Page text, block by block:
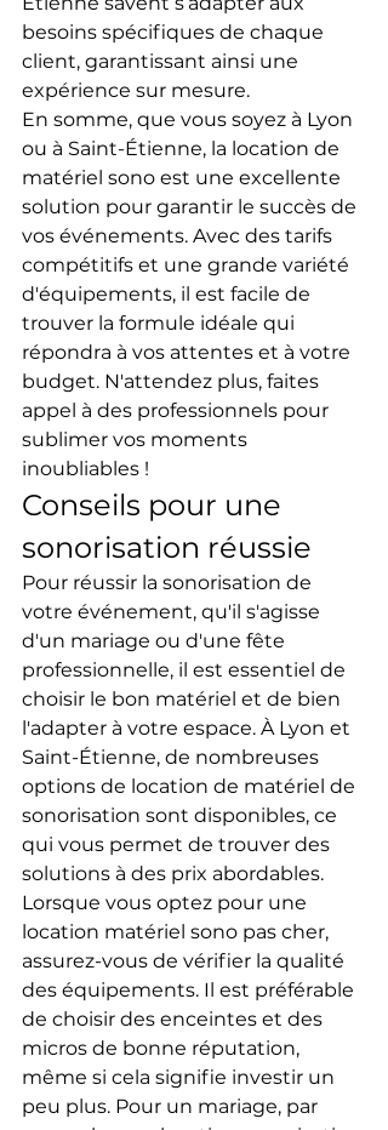
besoins spécifiques de chaque
client, garantissant ainsi une
expérience sur mesure.
En somme, que vous soyez à Lyon
ou à Saint-Étienne, la location de
matériel sono est une excellente
solution pour garantir le succès de
vos événements. Avec des tarifs
compétitifs et une grande variété
d'équipements, il est facile de
trouver la formule idéale qui
répondra à vos attentes et à votre
budget. N'attendez plus, faites
appel à des professionnels pour
sublimer vos moments
inoubliables !
Conseils pour une
sonorisation réussie
Pour réussir la sonorisation de
votre événement, qu'il s'agisse
d'un mariage ou d'une fête
professionnelle, il est essentiel de
choisir le bon matériel et de bien
l'adapter à votre espace. À Lyon et
Saint-Étienne, de nombreuses
options de location de matériel de
sonorisation sont disponibles, ce
qui vous permet de trouver des
solutions à des prix abordables.
Lorsque vous optez pour une
location matériel sono pas cher,
assurez-vous de vérifier la qualité
des équipements. Il est préférable
de choisir des enceintes et des
micros de bonne réputation,
même si cela signifie investir un
peu plus. Pour un mariage, par